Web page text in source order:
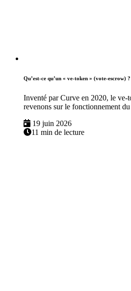
Qu’est-ce qu’un « ve-token » (vote-escrow)
Inventé par Curve en 2020, le ve-
revenons sur le fonctionnement
19 juin 2026
11 min de lecture